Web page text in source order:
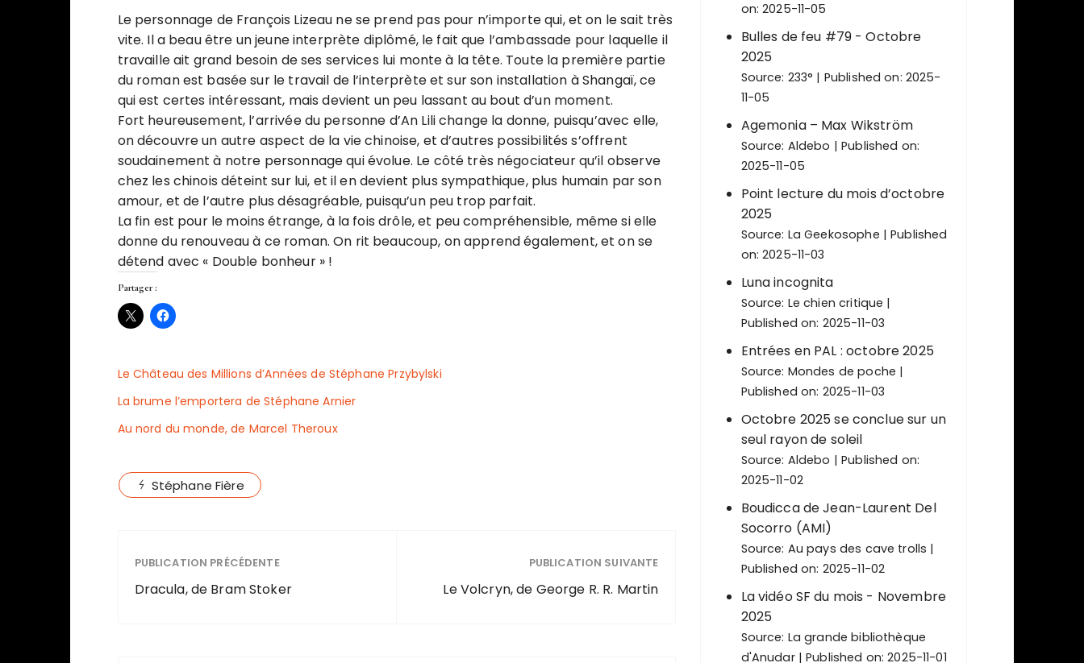
Le personnage de François Lizeau ne se prend pas pour n’importe qui, et on le sait très
vite. Il a beau être un jeune interprète diplômé, le fait que l’ambassade pour laquelle il
travaille ait grand besoin de ses services lui monte à la tête. Toute la première partie
du roman est basée sur le travail de l’interprète et sur son installation à Shangaï, ce
qui est certes intéressant, mais devient un peu lassant au bout d’un moment.
Fort heureusement, l’arrivée du personne d’An Lili change la donne, puisqu’avec elle,
on découvre un autre aspect de la vie chinoise, et d’autres possibilités s’offrent
soudainement à notre personnage qui évolue. Le côté très négociateur qu’il observe
chez les chinois déteint sur lui, et il en devient plus sympathique, plus humain par son
amour, et de l’autre plus désagréable, puisqu’un peu trop parfait.
La fin est pour le moins étrange, à la fois drôle, et peu compréhensible, même si elle
donne du renouveau à ce roman. On rit beaucoup, on apprend également, et on se
détend avec « Double bonheur » !
Partager :
Le Château des Millions d’Années de Stéphane Przybylski
La brume l’emportera de Stéphane Arnier
Au nord du monde, de Marcel Theroux
Stéphane Fière
PUBLICATION PRÉCÉDENTE
Dracula, de Bram Stoker
PUBLICATION SUIVANTE
Le Volcryn, de George R. R. Martin
on: 2025-11-05
Bulles de feu #79 - Octobre
2025
Source: 233°
Published on: 2025-
11-05
Agemonia – Max Wikström
Source: Aldebo
Published on:
2025-11-05
Point lecture du mois d’octobre
2025
Source: La Geekosophe
Published
on: 2025-11-03
Luna incognita
Source: Le chien critique
Published on: 2025-11-03
Entrées en PAL : octobre 2025
Source: Mondes de poche
Published on: 2025-11-03
Octobre 2025 se conclue sur un
seul rayon de soleil
Source: Aldebo
Published on:
2025-11-02
Boudicca de Jean-Laurent Del
Socorro (AMI)
Source: Au pays des cave trolls
Published on: 2025-11-02
La vidéo SF du mois - Novembre
2025
Source: La grande bibliothèque
d'Anudar
Published on: 2025-11-01